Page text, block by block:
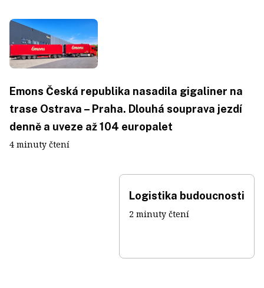
Emons Česká republika nasadila gigaliner na
trase Ostrava – Praha. Dlouhá souprava jezdí
denně a uveze až 104 europalet
4 minuty čtení
Logistika budoucnosti
2 minuty čtení